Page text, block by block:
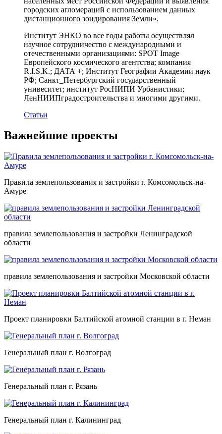
городских агломераций с использованием данных
дистанционного зондирования Земли».
Институт ЭНКО во все годы работы осуществлял
научное сотрудничество с международными и
отечественными организациями: SPOT Image
Европейского космического агентства; компания
R.I.S.K.; ДАТА +; Институт Географии Академии наук
РФ; Санкт_Петербургский государственный
унивеситет; институт РосНИПИ Урбанистики;
ЛенНИИПградостроительства и многими другими.
Статьи
Важнейшие проекты
Правила землепользования и застройки г. Комсомольск-на-
Амуре
правила землепользования и застройки Ленинградской
области
правила землепользования и застройки Московской области
Проект планировки Балтийской атомной станции в г. Неман
Генеральный план г. Волгоград
Генеральный план г. Рязань
Генеральный план г. Калининград